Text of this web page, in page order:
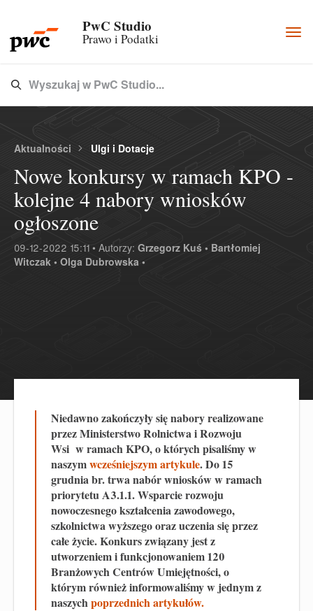
PwC Studio
Prawo i Podatki
Type 3 or more characters for results.
Wyszukaj w PwC Studio...
Aktualności Ulgi i Dotacje
Nowe konkursy w ramach KPO -
kolejne 4 nabory wniosków
ogłoszone
09-12-2022 15:11 • Autorzy: Grzegorz Kuś • Bartłomiej
Witczak • Olga Dubrowska •
Niedawno zakończyły się nabory realizowane
przez Ministerstwo Rolnictwa i Rozwoju
Wsi w ramach KPO, o których pisaliśmy w
naszymwcześniejszym artykule. Do 15
grudnia br. trwa nabór wniosków w ramach
priorytetu A3.1.1. Wsparcie rozwoju
nowoczesnego kształcenia zawodowego,
szkolnictwa wyższego oraz uczenia się przez
całe życie. Konkurs związany jest z
utworzeniem i funkcjonowaniem 120
Branżowych Centrów Umiejętności, o
którym również informowaliśmy w jednym z
naszychpoprzednich artykułów.